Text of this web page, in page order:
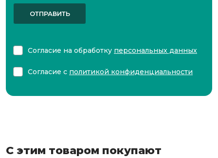
ОТПРАВИТЬ
Согласие на обработку персональных данных
Согласие с политикой конфиденциальности
С этим товаром покупают